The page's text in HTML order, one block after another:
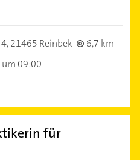
21465 Reinbek
6,7 km
09:00
für